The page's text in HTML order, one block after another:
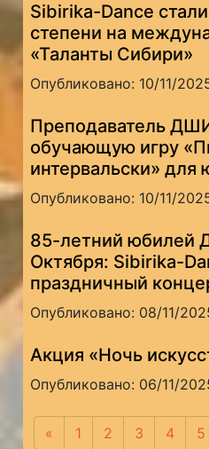
Sibirika-Dance
степени на
«Таланты Сибири»
Опубликовано: 10/11/
Преподаватель
обучающую игру
интервальски» для
Опубликовано: 10/11/
85-летний юбилей
Октября: Sibirika-
праздничный
Опубликовано: 08/11/
Акция «Ночь
Опубликовано: 06/11/
« Предыдущая
1 2 3 4 5